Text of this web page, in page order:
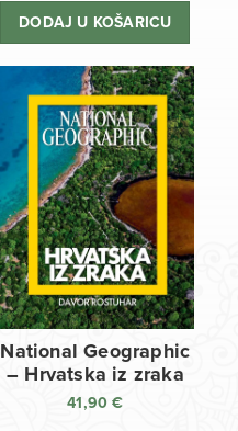
38,80 €.
34,90 €.
DODAJ U KOŠARICU
National Geographic
– Hrvatska iz zraka
41,90€